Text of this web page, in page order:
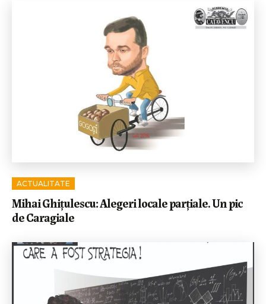
ACTUALITATE
Mihai Ghițulescu: Alegeri locale parțiale. Un pic
de Caragiale